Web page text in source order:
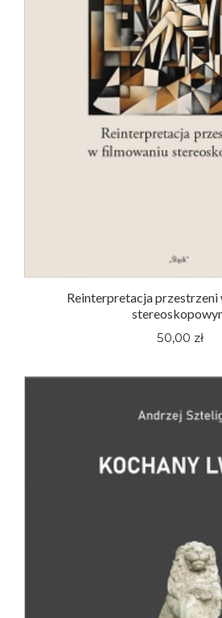
Reinterpretacja
50,00 zł